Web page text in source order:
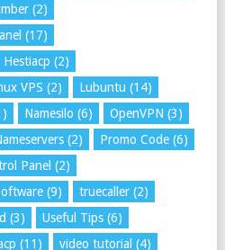
(2)
(17)
Hestiacp (2)
VPS (2) Lubuntu (14)
Namesilo (6) OpenVPN (3)
(2) Promo Code(6)
Panel (2)
(9) truecaller(2)
(3) Useful Tips(6)
(11) video tutorial (4)